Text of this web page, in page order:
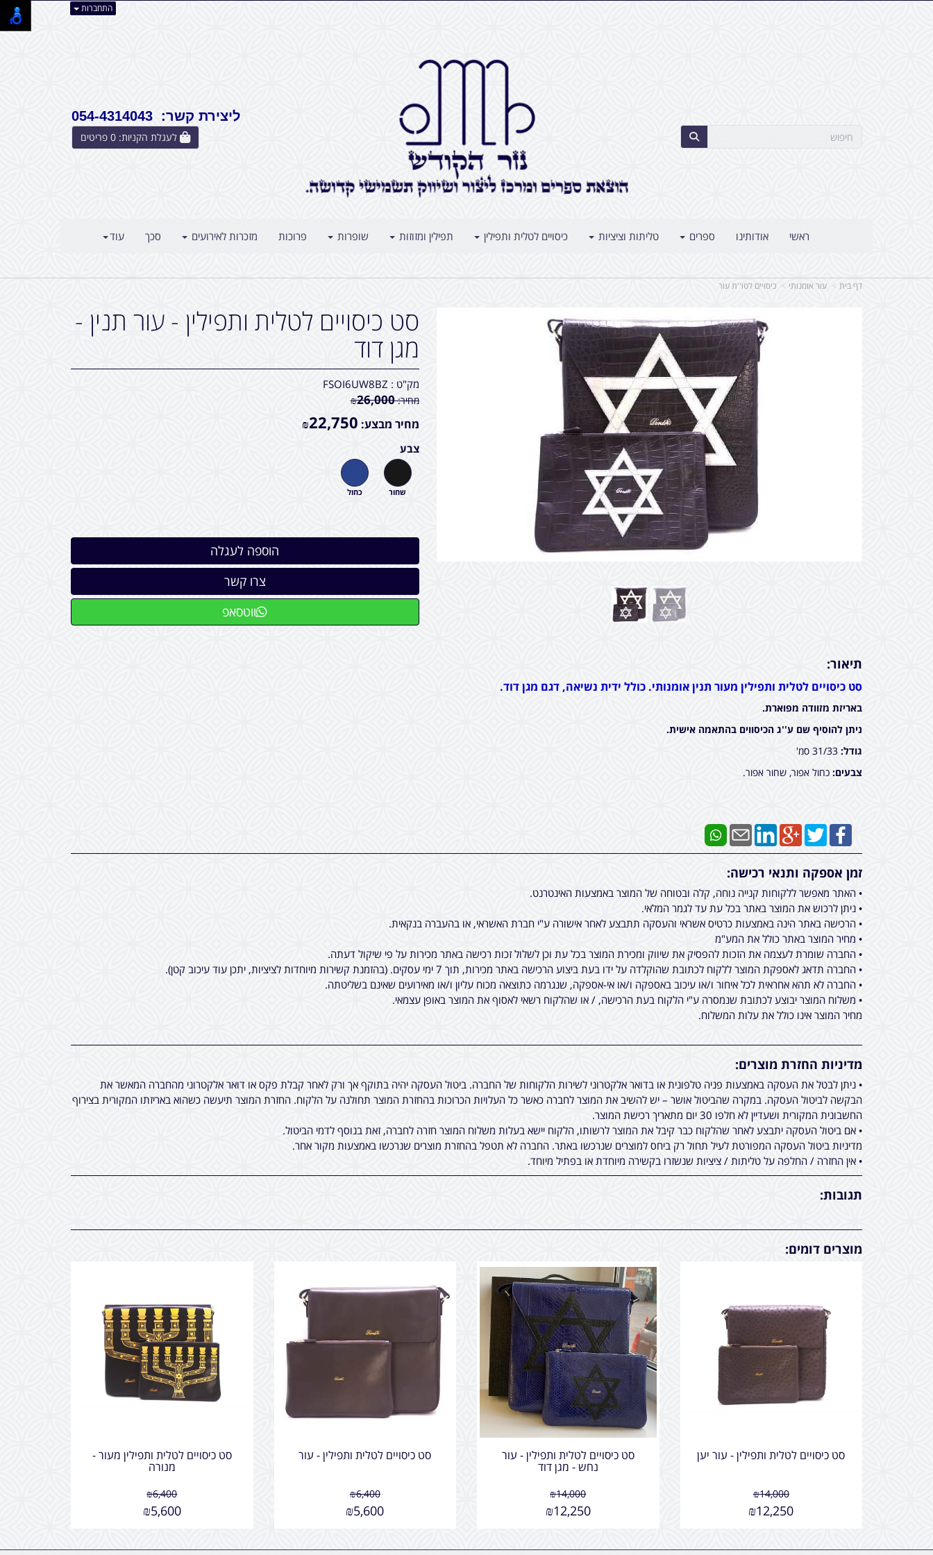
התחברות
ליצירת קשר: 054-4314043
0
ראשי אודותינו ספרים טליתות וציציות כיסויים לטלית ותפילין תפילין ומזוזות שופרות פרוכות מזכרות לאירועים סכך עוד
דף בית עור אומנותי כיסויים לטו''ת עור
סט כיסויים לטלית ותפילין - עור תנין -
מגן דוד
מק"ט : FSOI6UW8BZ
מחיר: ₪26,000
מחיר מבצע: ₪22,750
צבע
שחור כחול
ווטסאפ
תיאור:
סט כיסויים לטלית ותפילין מעור תנין אומנותי. כולל ידית נשיאה, דגם מגן דוד.
באריזת מזוודה מפוארת.
ניתן להוסיף שם ע''ג הכיסווים בהתאמה אישית.
גודל: 31/33 סמ'
צבעים: כחול אפור, שחור אפור.
זמן אספקה ותנאי רכישה:
• האתר מאפשר ללקוחות קנייה נוחה, קלה ובטוחה של המוצר באמצעות האינטרנט.
• ניתן לרכוש את המוצר באתר בכל עת עד לגמר המלאי.
• הרכישה באתר הינה באמצעות כרטיס אשראי והעסקה תתבצע לאחר אישורה ע"י חברת האשראי, או בהעברה בנקאית.
• מחיר המוצר באתר כולל את המע"מ
• החברה שומרת לעצמה את הזכות להפסיק את שיווק ומכירת המוצר בכל עת וכן לשלול זכות רכישה באתר מכירות על פי שיקול דעתה.
• החברה תדאג לאספקת המוצר ללקוח לכתובת שהוקלדה על ידו בעת ביצוע הרכישה באתר מכירות, תוך 7 ימי עסקים. (בהזמנת קשירות מיוחדות לציציות, יתכן עוד עיכוב קטן).
• החברה לא תהא אחראית לכל איחור ו/או עיכוב באספקה ו/או אי-אספקה, שנגרמה כתוצאה מכוח עליון ו/או מאירועים שאינם בשליטתה.
• משלוח המוצר יבוצע לכתובת שנמסרה ע"י הלקוח בעת הרכישה, / או שהלקוח רשאי לאסוף את המוצר באופן עצמאי.
מחיר המוצר אינו כולל את עלות המשלוח.
מדיניות החזרת מוצרים:
• ניתן לבטל את העסקה באמצעות פניה טלפונית או בדואר אלקטרוני לשירות הלקוחות של החברה. ביטול העסקה יהיה בתוקף אך ורק לאחר קבלת פקס או דואר אלקטרוני מהחברה המאשר את
הבקשה לביטול העסקה. במקרה שהביטול אושר – יש להשיב את המוצר לחברה כאשר כל העלויות הכרוכות בהחזרת המוצר תחולנה על הלקוח. החזרת המוצר תיעשה כשהוא באריזתו המקורית בצירוף
החשבונית המקורית ושעדיין לא חלפו 30 יום מתאריך רכישת המוצר.
• אם ביטול העסקה יתבצע לאחר שהלקוח כבר קיבל את המוצר לרשותו, הלקוח יישא בעלות משלוח המוצר חזרה לחברה, זאת בנוסף לדמי הביטול.
מדיניות ביטול העסקה המפורטת לעיל תחול רק ביחס למוצרים שנרכשו באתר. החברה לא תטפל בהחזרת מוצרים שנרכשו באמצעות מקור אחר.
• אין החזרה / החלפה על טליתות / ציציות שנשזרו בקשירה מיוחדת או בפתיל מיוחד.
תגובות:
מוצרים דומים:
סט כיסויים לטלית ותפילין - עור יען
₪14,000
₪12,250
סט כיסויים לטלית ותפילין - עור
נחש - מגן דוד
₪14,000
₪12,250
סט כיסויים לטלית ותפילין - עור
₪6,400
₪5,600
סט כיסויים לטלית ותפילין מעור -
מנורה
₪6,400
₪5,600